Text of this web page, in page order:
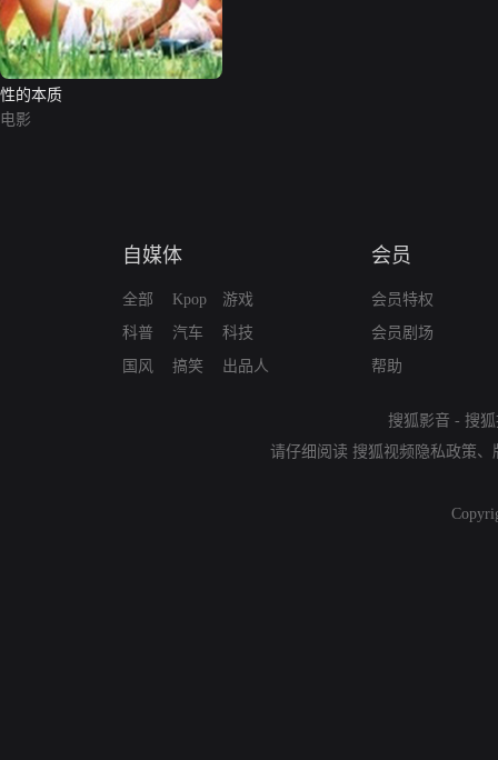
性的本质
电影
自媒体
全部
科普
国风
Kpop
汽车
搞笑
游戏
科技
出品人
会员
会员特权
会员剧场
帮助
搜狐影音 - 搜
请仔细阅读 搜狐视频隐私政策、